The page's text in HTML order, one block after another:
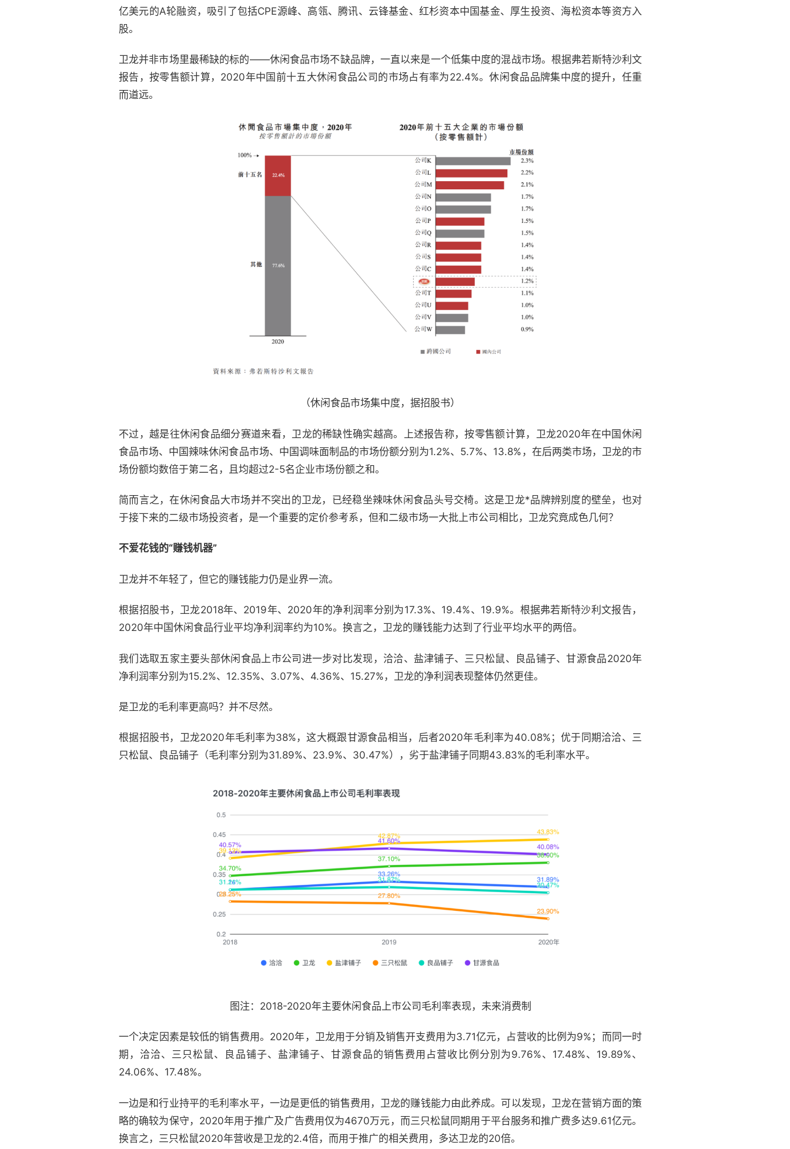
亿美元的A轮融资，吸引了包括CPE源峰、高瓴、腾讯、云锋基金、红杉资本中国基金、厚生投资、海松资本等资方入
股。
卫龙并非市场里最稀缺的标的——休闲食品市场不缺品牌，一直以来是一个低集中度的混战市场。根据弗若斯特沙利文
报告，按零售额计算，2020年中国前十五大休闲食品公司的市场占有率为22.4%。休闲食品品牌集中度的提升，任重
而道远。
（休闲食品市场集中度，据招股书）
不过，越是往休闲食品细分赛道来看，卫龙的稀缺性确实越高。上述报告称，按零售额计算，卫龙2020年在中国休闲
食品市场、中国辣味休闲食品市场、中国调味面制品的市场份额分别为1.2%、5.7%、13.8%，在后两类市场，卫龙的市
场份额均数倍于第二名，且均超过2-5名企业市场份额之和。
简而言之，在休闲食品大市场并不突出的卫龙，已经稳坐辣味休闲食品头号交椅。这是卫龙*品牌辨别度的壁垒，也对
于接下来的二级市场投资者，是一个重要的定价参考系，但和二级市场一大批上市公司相比，卫龙究竟成色几何？
不爱花钱的“赚钱机器”
卫龙并不年轻了，但它的赚钱能力仍是业界一流。
根据招股书，卫龙2018年、2019年、2020年的净利润率分别为17.3%、19.4%、19.9%。根据弗若斯特沙利文报告，
2020年中国休闲食品行业平均净利润率约为10%。换言之，卫龙的赚钱能力达到了行业平均水平的两倍。
我们选取五家主要头部休闲食品上市公司进一步对比发现，洽洽、盐津铺子、三只松鼠、良品铺子、甘源食品2020年
净利润率分别为15.2%、12.35%、3.07%、4.36%、15.27%，卫龙的净利润表现整体仍然更佳。
是卫龙的毛利率更高吗？并不尽然。
根据招股书，卫龙2020年毛利率为38%，这大概跟甘源食品相当，后者2020年毛利率为40.08%；优于同期洽洽、三
只松鼠、良品铺子（毛利率分别为31.89%、23.9%、30.47%），劣于盐津铺子同期43.83%的毛利率水平。
图注：2018-2020年主要休闲食品上市公司毛利率表现，未来消费制
一个决定因素是较低的销售费用。2020年，卫龙用于分销及销售开支费用为3.71亿元，占营收的比例为9%；而同一时
期，洽洽、三只松鼠、良品铺子、盐津铺子、甘源食品的销售费用占营收比例分別为9.76%、17.48%、19.89%、
24.06%、17.48%。
一边是和行业持平的毛利率水平，一边是更低的销售费用，卫龙的赚钱能力由此养成。可以发现，卫龙在营销方面的策
略的确较为保守，2020年用于推广及广告费用仅为4670万元，而三只松鼠同期用于平台服务和推广费多达9.61亿元。
换言之，三只松鼠2020年营收是卫龙的2.4倍，而用于推广的相关费用，多达卫龙的20倍。